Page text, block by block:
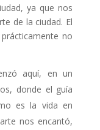
ya que nos
de la ciudad. El
no
aquí, en un
donde el guía
es la vida en
nos encantó,